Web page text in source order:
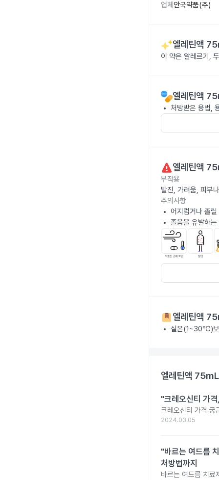
업체 안국약품(주)
엘레틴액
이 약은 알레르기,
엘레틴액
처방받은 용법,
엘레틴액
부작용
발진, 가려움, 피부
주의사항
어지럽거나 졸
졸음을 유발하
엘레틴액
실온(1~30℃)보
엘레틴액
"크레오신티 가
크레오신티 가격 궁
2024.03.05
"바르는 여드름
처방법까지
바르는 여드름 치료